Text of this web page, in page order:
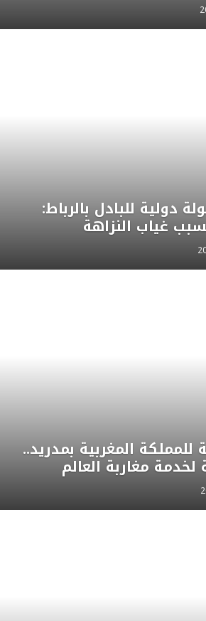
دولية للبادل بالرباط:
غياب النزاهة
للمملكة المغربية بمدريد..
لخدمة مغاربة العالم